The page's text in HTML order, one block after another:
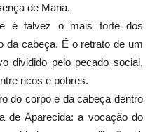
de Maria.
é talvez o mais forte dos
da cabeça. É o retrato de um
dividido pelo pecado social,
ricos e pobres.
do corpo e da cabeça dentro
de Aparecida: a vocação do